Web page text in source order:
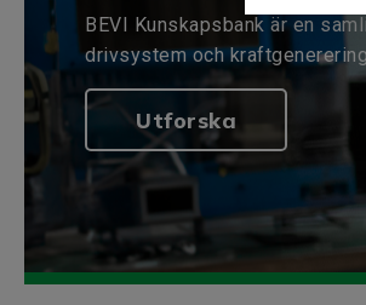
BEVI Kunskapsbank är en
drivsystem och
Utforska